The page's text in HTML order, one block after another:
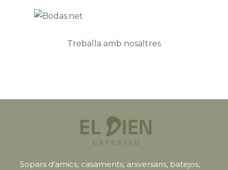
Treballa amb nosaltres
Sopars d’amics, casaments, aniversaris, batejos,